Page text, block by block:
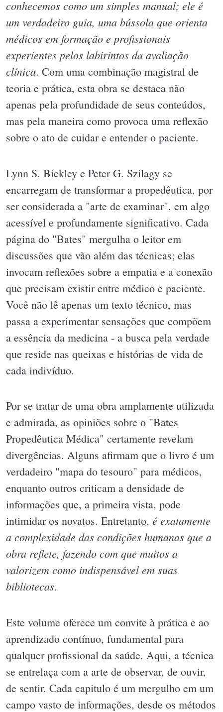
conhecemos como um simples manual; ele é
um verdadeiro guia, uma bússola que orienta
médicos em formação e profissionais
experientes pelos labirintos da avaliação
clínica. Com uma combinação magistral de
teoria e prática, esta obra se destaca não
apenas pela profundidade de seus conteúdos,
mas pela maneira como provoca uma reflexão
sobre o ato de cuidar e entender o paciente.
Lynn S. Bickley e Peter G. Szilagy se
encarregam de transformar a propedêutica, por
ser considerada a "arte de examinar", em algo
acessível e profundamente significativo. Cada
página do "Bates" mergulha o leitor em
discussões que vão além das técnicas; elas
invocam reflexões sobre a empatia e a conexão
que precisam existir entre médico e paciente.
Você não lê apenas um texto técnico, mas
passa a experimentar sensações que compõem
a essência da medicina - a busca pela verdade
que reside nas queixas e histórias de vida de
cada indivíduo.
Por se tratar de uma obra amplamente utilizada
e admirada, as opiniões sobre o "Bates
Propedêutica Médica" certamente revelam
divergências. Alguns afirmam que o livro é um
verdadeiro "mapa do tesouro" para médicos,
enquanto outros criticam a densidade de
informações que, a primeira vista, pode
intimidar os novatos. Entretanto, é exatamente
a complexidade das condições humanas que a
obra reflete, fazendo com que muitos a
valorizem como indispensável em suas
bibliotecas.
Este volume oferece um convite à prática e ao
aprendizado contínuo, fundamental para
qualquer profissional da saúde. Aqui, a técnica
se entrelaça com a arte de observar, de ouvir,
de sentir. Cada capitulo é um mergulho em um
campo vasto de informações, desde os métodos